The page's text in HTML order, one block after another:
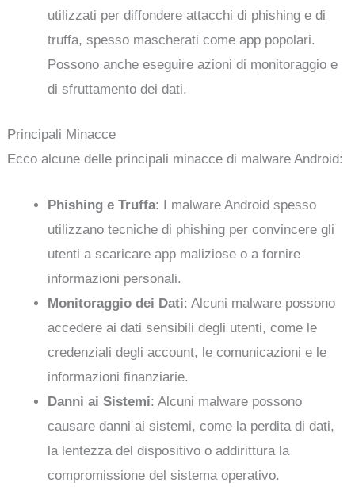
utilizzati per diffondere attacchi di phishing e di
truffa, spesso mascherati come app popolari.
Possono anche eseguire azioni di monitoraggio e
di sfruttamento dei dati.
Principali Minacce
Ecco alcune delle principali minacce di malware Android:
Phishing e Truffa: I malware Android spesso
utilizzano tecniche di phishing per convincere gli
utenti a scaricare app maliziose o a fornire
informazioni personali.
Monitoraggio dei Dati: Alcuni malware possono
accedere ai dati sensibili degli utenti, come le
credenziali degli account, le comunicazioni e le
informazioni finanziarie.
Danni ai Sistemi: Alcuni malware possono
causare danni ai sistemi, come la perdita di dati,
la lentezza del dispositivo o addirittura la
compromissione del sistema operativo.